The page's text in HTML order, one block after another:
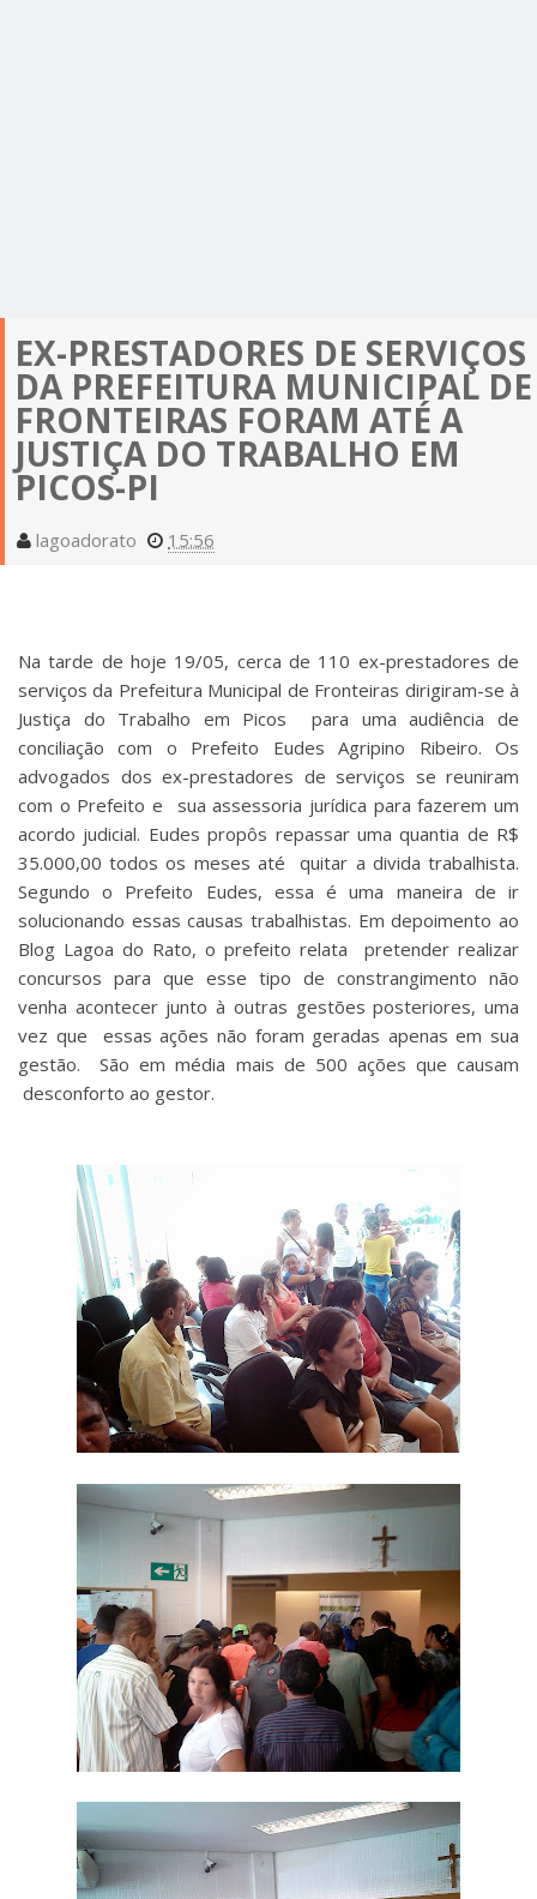
EX-PRESTADORES DE SERVIÇOS
DA PREFEITURA MUNICIPAL DE
FRONTEIRAS FORAM ATÉ A
JUSTIÇA DO TRABALHO EM
PICOS-PI
lagoadorato 15:56
Na tarde de hoje 19/05, cerca de 110 ex-prestadores de
serviços da Prefeitura Municipal de Fronteiras dirigiram-se à
Justiça do Trabalho em Picos para uma audiência de
conciliação com o Prefeito Eudes Agripino Ribeiro. Os
advogados dos ex-prestadores de serviços se reuniram
com o Prefeito e sua assessoria jurídica para fazerem um
acordo judicial. Eudes propôs repassar uma quantia de R$
35.000,00 todos os meses até quitar a divida trabalhista.
Segundo o Prefeito Eudes, essa é uma maneira de ir
solucionando essas causas trabalhistas. Em depoimento ao
Blog Lagoa do Rato, o prefeito relata pretender realizar
concursos para que esse tipo de constrangimento não
venha acontecer junto à outras gestões posteriores, uma
vez que essas ações não foram geradas apenas em sua
gestão. São em média mais de 500 ações que causam
desconforto ao gestor.